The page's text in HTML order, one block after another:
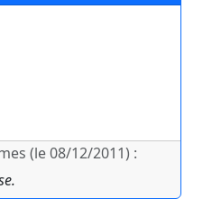
(le 08/12/2011) :